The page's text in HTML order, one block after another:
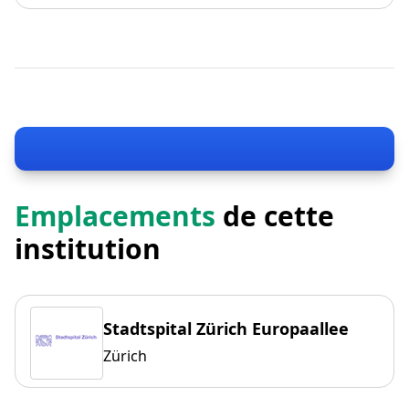
Emplacements de cette
institution
Stadtspital Zürich Europaallee
Zürich